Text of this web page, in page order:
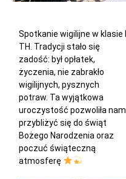
Spotkanie wigilijne w klasie II
TH. Tradycji stało się
zadość: był opłatek,
życzenia, nie zabrakło
wigilijnych, pysznych
potraw. Ta wyjątkowa
uroczystość pozwoliła nam
przybliżyć się do świąt
Bożego Narodzenia oraz
poczuć świąteczną
atmosferę